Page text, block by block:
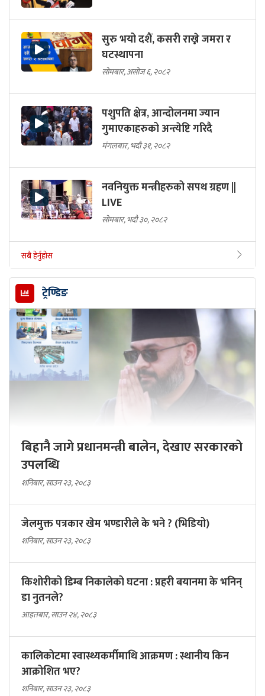
सुरु भयो दशैं, कसरी राख्ने जमरा र
घटस्थापना
सोमबार, असोज ६, २०८२
पशुपति क्षेत्र, आन्दोलनमा ज्यान
गुमाएकाहरुको अन्त्येष्टि गरिदै
मंगलबार, भदौ ३१, २०८२
नवनियुक्त मन्त्रीहरुको सपथ ग्रहण ||
LIVE
सोमबार, भदौ ३०, २०८२
सबै हेर्नुहोस
ट्रेण्डिङ
बिहानै जागे प्रधानमन्त्री बालेन, देखाए सरकारकाे
उपलब्धि
शनिबार, साउन २३, २०८३
जेलमुक्त पत्रकार खेम भण्डारीले के भने ? (भिडियो)
शनिबार, साउन २३, २०८३
किशोरीको डिम्ब निकालेको घटना : प्रहरी बयानमा के भनिन्
डा नुतनले?
आइतबार, साउन २४, २०८३
कालिकोटमा स्वास्थ्यकर्मीमाथि आक्रमण : स्थानीय किन
आक्रोशित भए?
शनिबार, साउन २३, २०८३